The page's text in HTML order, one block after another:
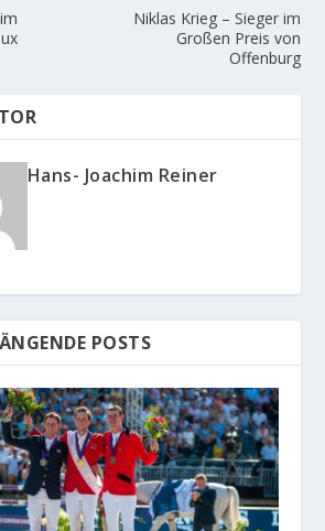
Niklas Krieg – Sieger im
Großen Preis von
Offenburg
Hans- Joachim Reiner
POSTS